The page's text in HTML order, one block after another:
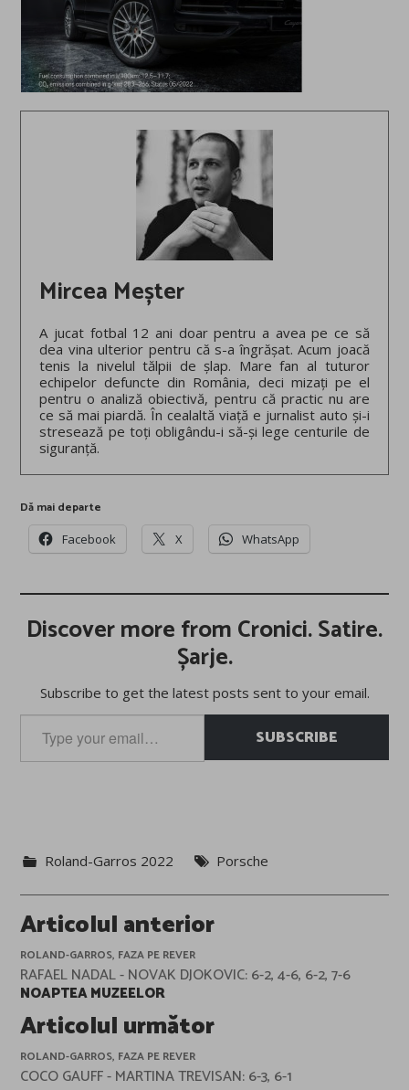
Mircea Meșter
A jucat fotbal 12 ani doar pentru a avea pe ce să
dea vina ulterior pentru că s-a îngrășat. Acum joacă
tenis la nivelul tălpii de șlap. Mare fan al tuturor
echipelor defuncte din România, deci mizați pe el
pentru o analiză obiectivă, pentru că practic nu are
ce să mai piardă. În cealaltă viață e jurnalist auto și-i
stresează pe toți obligându-i să-și lege centurile de
siguranță.
Dă mai departe
Facebook X WhatsApp
Discover more from Cronici. Satire.
Șarje.
Subscribe to get the latest posts sent to your email.
your
email…
SUBSCRIBE
Roland-Garros 2022 Porsche
Post
navigation
Articolul anterior
ROLAND-GARROS, FAZA PE REVER
RAFAEL NADAL - NOVAK DJOKOVIC: 6-2, 4-6, 6-2, 7-6
NOAPTEA MUZEELOR
Articolul următor
ROLAND-GARROS, FAZA PE REVER
COCO GAUFF - MARTINA TREVISAN: 6-3, 6-1